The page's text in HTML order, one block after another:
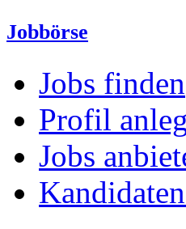
Jobbörse
Jobs finden
Profil
Jobs